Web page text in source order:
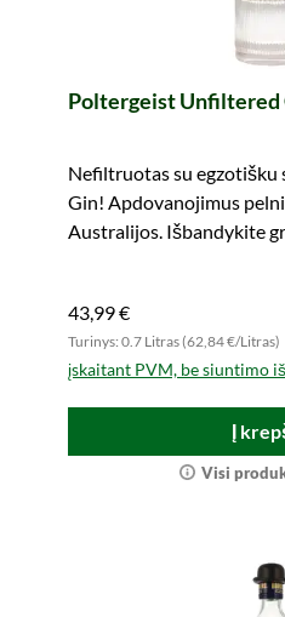
Poltergeist Unfiltered
Nefiltruotas su egzotišku
Gin! Apdovanojimus
Australijos. Išbandykite
43,99 €
Turinys: 0.7 Litras (62,84 €/Litras)
įskaitant PVM, be siuntimo
Į
Visi